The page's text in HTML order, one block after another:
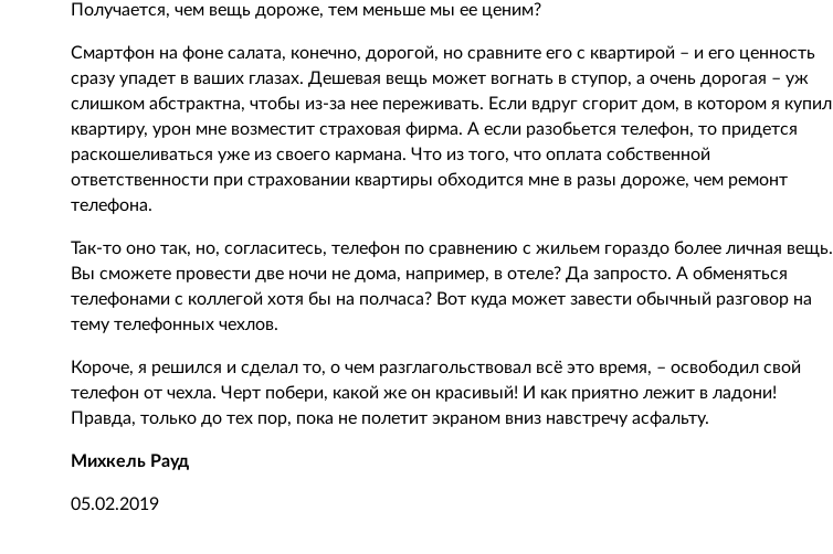
Получается, чем вещь дороже, тем меньше мы ее ценим?
Смартфон на фоне салата, конечно, дорогой, но сравните его с квартирой – и его ценность
сразу упадет в ваших глазах. Дешевая вещь может вогнать в ступор, а очень дорогая – уж
слишком абстрактна, чтобы из-за нее переживать. Если вдруг сгорит дом, в котором я купил
квартиру, урон мне возместит страховая фирма. А если разобьется телефон, то придется
раскошеливаться уже из своего кармана. Что из того, что оплата собственной
ответственности при страховании квартиры обходится мне в разы дороже, чем ремонт
телефона.
Так-то оно так, но, согласитесь, телефон по сравнению с жильем гораздо более личная вещь.
Вы сможете провести две ночи не дома, например, в отеле? Да запросто. А обменяться
телефонами с коллегой хотя бы на полчаса? Вот куда может завести обычный разговор на
тему телефонных чехлов.
Короче, я решился и сделал то, о чем разглагольствовал всё это время, – освободил свой
телефон от чехла. Черт побери, какой же он красивый! И как приятно лежит в ладони!
Правда, только до тех пор, пока не полетит экраном вниз навстречу асфальту.
Михкель Рауд
05.02.2019